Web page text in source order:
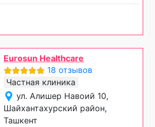
Eurosun Healthcare
18 отзывов
Частная клиника
ул. Алишер Навоий 10,
Шайхантахурский район,
Ташкент